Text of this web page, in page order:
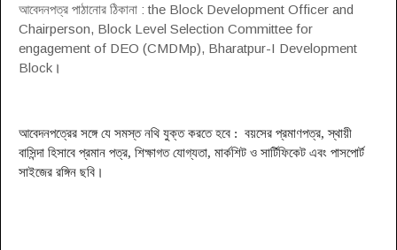
আবেদনপত্র পাঠানোর ঠিকানা : the Block Development Officer and
Chairperson, Block Level Selection Committee for
engagement of DEO (CMDMp), Bharatpur-I Development
Block ।
আবেদনপত্রের সঙ্গে যে সমস্ত নথি যুক্ত করতে হবে : বয়সের প্রমাণপত্র, স্থায়ী
বাসিন্দা হিসাবে প্রমান পত্র, শিক্ষাগত যোগ্যতা, মার্কশিট ও সার্টিফিকেট এবং পাসপোর্ট
সাইজের রঙ্গিন ছবি ।